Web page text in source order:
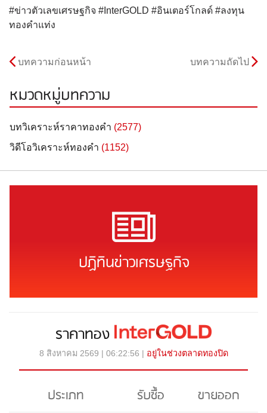
#ข่าวตัวเลขเศรษฐกิจ #InterGOLD #อินเตอร์โกลด์ #ลงทุน
ทองคำแท่ง
บทความก่อนหน้า บทความถัดไป
หมวดหมู่บทความ
บทวิเคราะห์ราคาทองคำ (2577)
วิดีโอวิเคราะห์ทองคำ (1152)
ปฏิทินข่าวเศรษฐกิจ
ราคาทอง
8 สิงหาคม 2569 | 06:22:56 | อยู่ในช่วงตลาดทองปิด
ประเภท รับซื้อ ขายออก